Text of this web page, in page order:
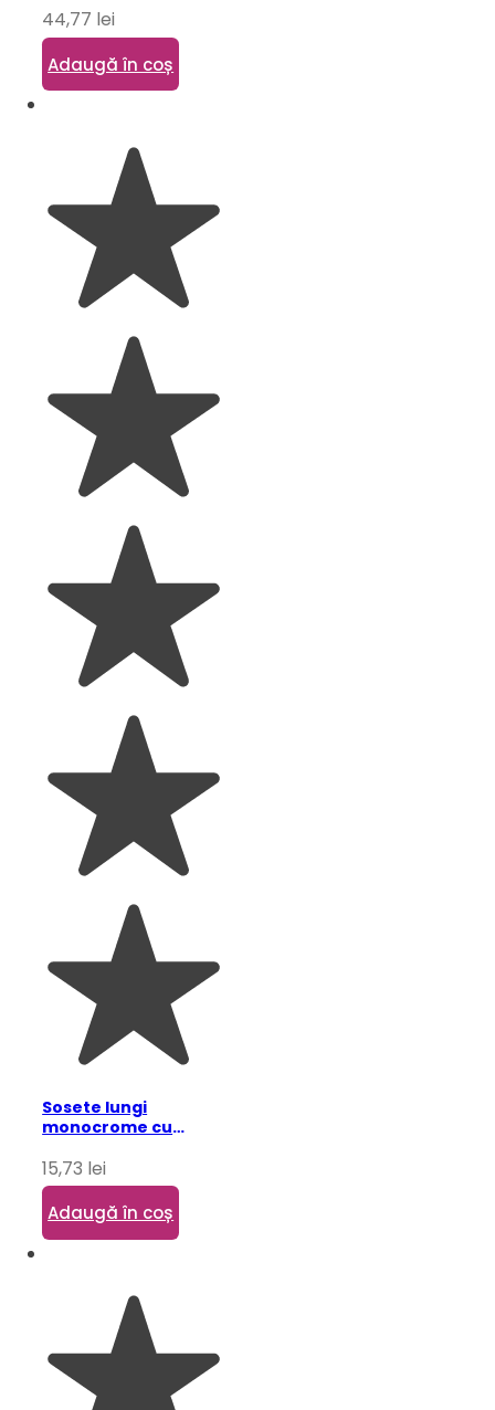
44,77 lei
Adaugă în coș
Sosete lungi
monocrome cu
negru 11 ani
15,73 lei
Adaugă în coș